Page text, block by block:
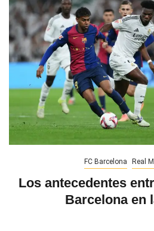
FC Barcelona Real
Los antecedentes
Barcelona en